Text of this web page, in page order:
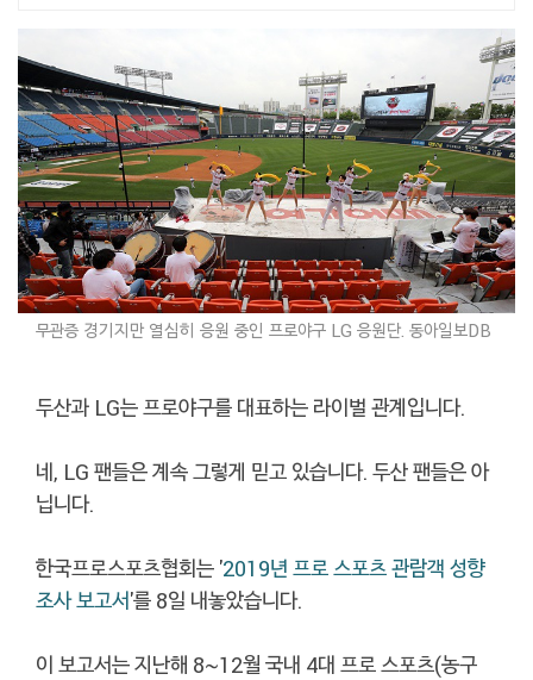
무관증 경기지만 열심히 응원 중인 프로야구 LG 응원단. 동아일보DB
두산과 LG는 프로야구를 대표하는 라이벌 관계입니다.
네, LG 팬들은 계속 그렇게 믿고 있습니다. 두산 팬들은 아
닙니다.
한국프로스포츠협회는 '2019년 프로 스포츠 관람객 성향
조사 보고서'를 8일 내놓았습니다.
이 보고서는 지난해 8~12월 국내 4대 프로 스포츠(농구